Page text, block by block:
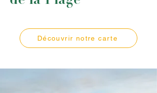
Découvrir notre carte